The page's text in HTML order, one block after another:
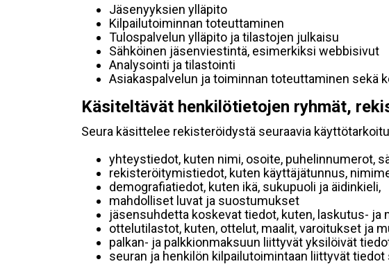
Jäsenyyksien ylläpito
Kilpailutoiminnan toteuttaminen
Tulospalvelun ylläpito ja tilastojen julkaisu
Sähköinen jäsenviestintä, esimerkiksi webbisivut
Analysointi ja tilastointi
Asiakaspalvelun ja toiminnan toteuttaminen sekä
Käsiteltävät henkilötietojen ryhmät,
Seura käsittelee rekisteröidystä seuraavia
yhteystiedot, kuten nimi, osoite, puhelinnumerot,
rekisteröitymistiedot, kuten käyttäjätunnus,
demografiatiedot, kuten ikä, sukupuoli ja äidinkieli,
mahdolliset luvat ja suostumukset
jäsensuhdetta koskevat tiedot, kuten, laskutus-
ottelutilastot, kuten, ottelut, maalit, varoitukset ja
palkan- ja palkkionmaksuun liittyvät yksilöivät
seuran ja henkilön kilpailutoimintaan liittyvät